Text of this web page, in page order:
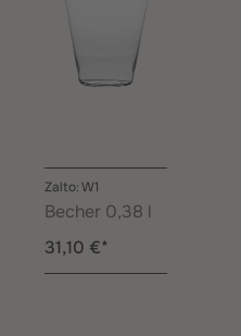
Zalto: W1
Becher 0,38 l
31,10 €*